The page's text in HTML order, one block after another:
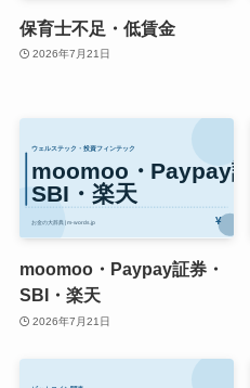
保育士不足・低賃金
2026年7月21日
moomoo・Paypay証券・
SBI・楽天
2026年7月21日